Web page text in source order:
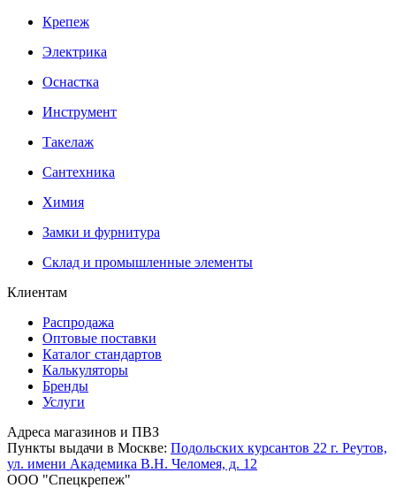
Крепеж
Электрика
Оснастка
Инструмент
Такелаж
Сантехника
Химия
Замки и фурнитура
Склад и промышленные элементы
Клиентам
Распродажа
Оптовые поставки
Каталог стандартов
Калькуляторы
Бренды
Услуги
Адреса магазинов и ПВЗ
Пункты выдачи в Москве: Подольских курсантов 22 г. Реутов,
ул. имени Академика В.Н. Челомея, д. 12
ООО "Спецкрепеж"